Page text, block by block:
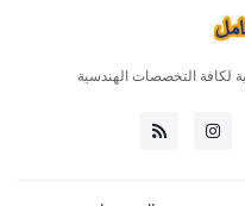
لكافة التخصصات الهندسية